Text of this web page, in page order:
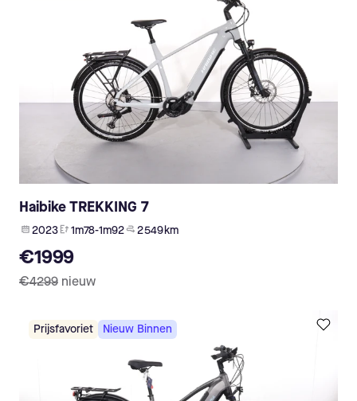
Haibike TREKKING 7
2023 1m78-1m92 2 549 km
€1999
€4299 nieuw
Prijsfavoriet Nieuw Binnen